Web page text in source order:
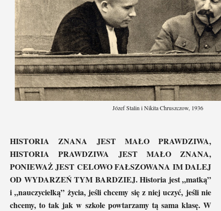
Józef Stalin i Nikita Chruszczow, 1936
HISTORIA ZNANA JEST MAŁO PRAWDZIWA,
HISTORIA PRAWDZIWA JEST MAŁO ZNANA,
PONIEWAŻ JEST CELOWO FAŁSZOWANA IM DALEJ
OD WYDARZEŃ TYM BARDZIEJ. Historia jest „matką”
i „nauczycielką” życia, jeśli chcemy się z niej uczyć, jeśli nie
chcemy, to tak jak w szkole powtarzamy tą sama klasę. W